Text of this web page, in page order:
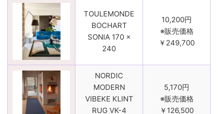
TOULEMONDE
BOCHART
SONIA 170 ×
240
10,200円
※販売価格
￥249,700
NORDIC
MODERN
VIBEKE KLINT
RUG VK-4
5,170円
※販売価格
￥126,500